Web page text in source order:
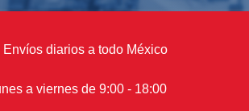
Envíos diarios a todo México
a viernes de 9:00 - 18:00